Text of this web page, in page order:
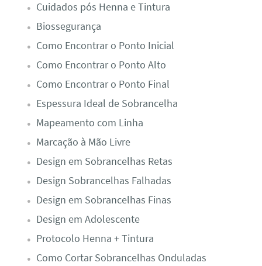
Cuidados pós Henna e Tintura
Biossegurança
Como Encontrar o Ponto Inicial
Como Encontrar o Ponto Alto
Como Encontrar o Ponto Final
Espessura Ideal de Sobrancelha
Mapeamento com Linha
Marcação à Mão Livre
Design em Sobrancelhas Retas
Design Sobrancelhas Falhadas
Design em Sobrancelhas Finas
Design em Adolescente
Protocolo Henna + Tintura
Como Cortar Sobrancelhas Onduladas